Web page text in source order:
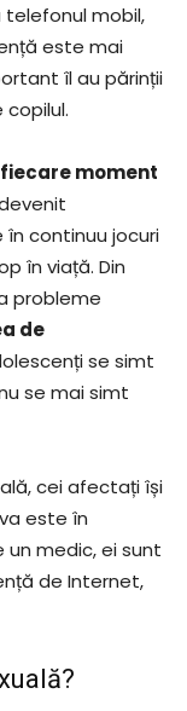
mobil,
este mai
îl au părinții
moment
continuu jocuri
în viață. Din
probleme
de
se simt
se mai simt
cei afectați își
este în
un medic, ei sunt
de Internet,